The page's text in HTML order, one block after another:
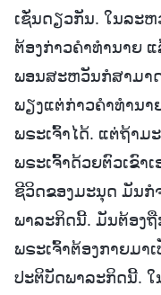
ເຊັ່ນດຽວກັນ. ໃນລະຫ
ຕ້ອງກ່າວຄຳທຳນາຍ
ພອນສະຫວັນກໍສາມາ
ພຽງແຕ່ກ່າວຄຳທຳນ
ພຣະເຈົ້າໄດ້. ແຕ່ຖ້າມ
ພຣະເຈົ້າດ້ວຍຕົວເຂົາ
ຊີວິດຂອງມະນຸດ ມັນກໍ
ພາລະກິດນີ້. ມັນຕ້ອງຖື
ພຣະເຈົ້າຕ້ອງກາຍມາ
ປະຕິບັດພາລະກິດນີ້.